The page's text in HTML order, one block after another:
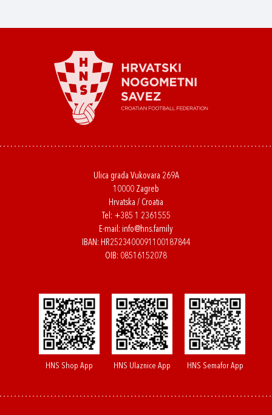
Ulica grada Vukovara 269A
10000 Zagreb
Hrvatska / Croatia
Tel: +385 1 2361555
E-mail: info@hns.family
IBAN: HR2523400091100187844
OIB: 08516152078
HNS Shop App HNS Ulaznice App HNS Semafor App